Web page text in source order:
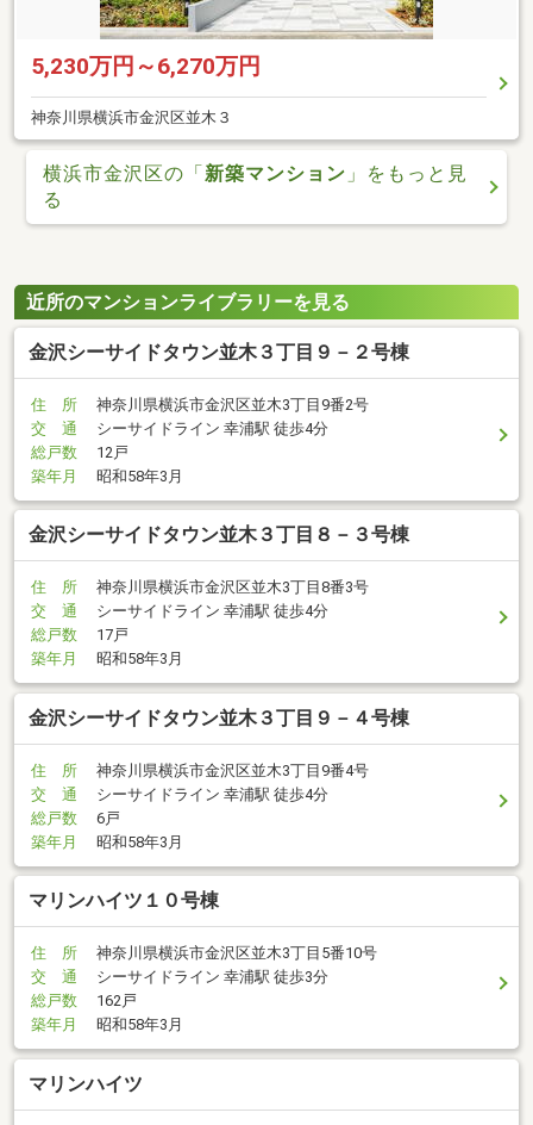
5,230万円～6,270万円
神奈川県横浜市金沢区並木３
横浜市金沢区の「新築マンション 」をもっと見
る
近所のマンションライブラリーを見る
金沢シーサイドタウン並木３丁目９－２号棟
住 所
神奈川県横浜市金沢区並木3丁目9番2号
交 通
シーサイドライン 幸浦駅 徒歩4分
総戸数
12戸
築年月
昭和58年3月
金沢シーサイドタウン並木３丁目８－３号棟
住 所
神奈川県横浜市金沢区並木3丁目8番3号
交 通
シーサイドライン 幸浦駅 徒歩4分
総戸数
17戸
築年月
昭和58年3月
金沢シーサイドタウン並木３丁目９－４号棟
住 所
神奈川県横浜市金沢区並木3丁目9番4号
交 通
シーサイドライン 幸浦駅 徒歩4分
総戸数
6戸
築年月
昭和58年3月
マリンハイツ１０号棟
住 所
神奈川県横浜市金沢区並木3丁目5番10号
交 通
シーサイドライン 幸浦駅 徒歩3分
総戸数
162戸
築年月
昭和58年3月
マリンハイツ